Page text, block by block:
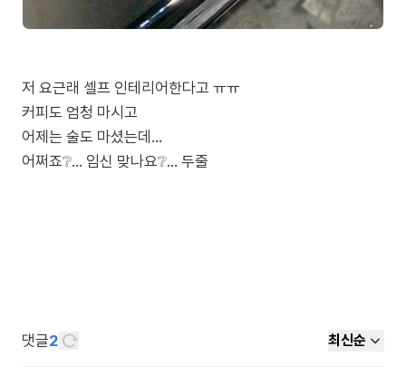
저 요근래 셀프 인테리어한다고 ㅠㅠ
커피도 엄청 마시고
어제는 술도 마셨는데…
어쩌죠❔… 임신 맞나요❔… 두줄
댓글2 최신순